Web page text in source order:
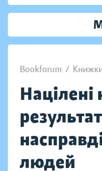
Bookforum /
Націлені
людей